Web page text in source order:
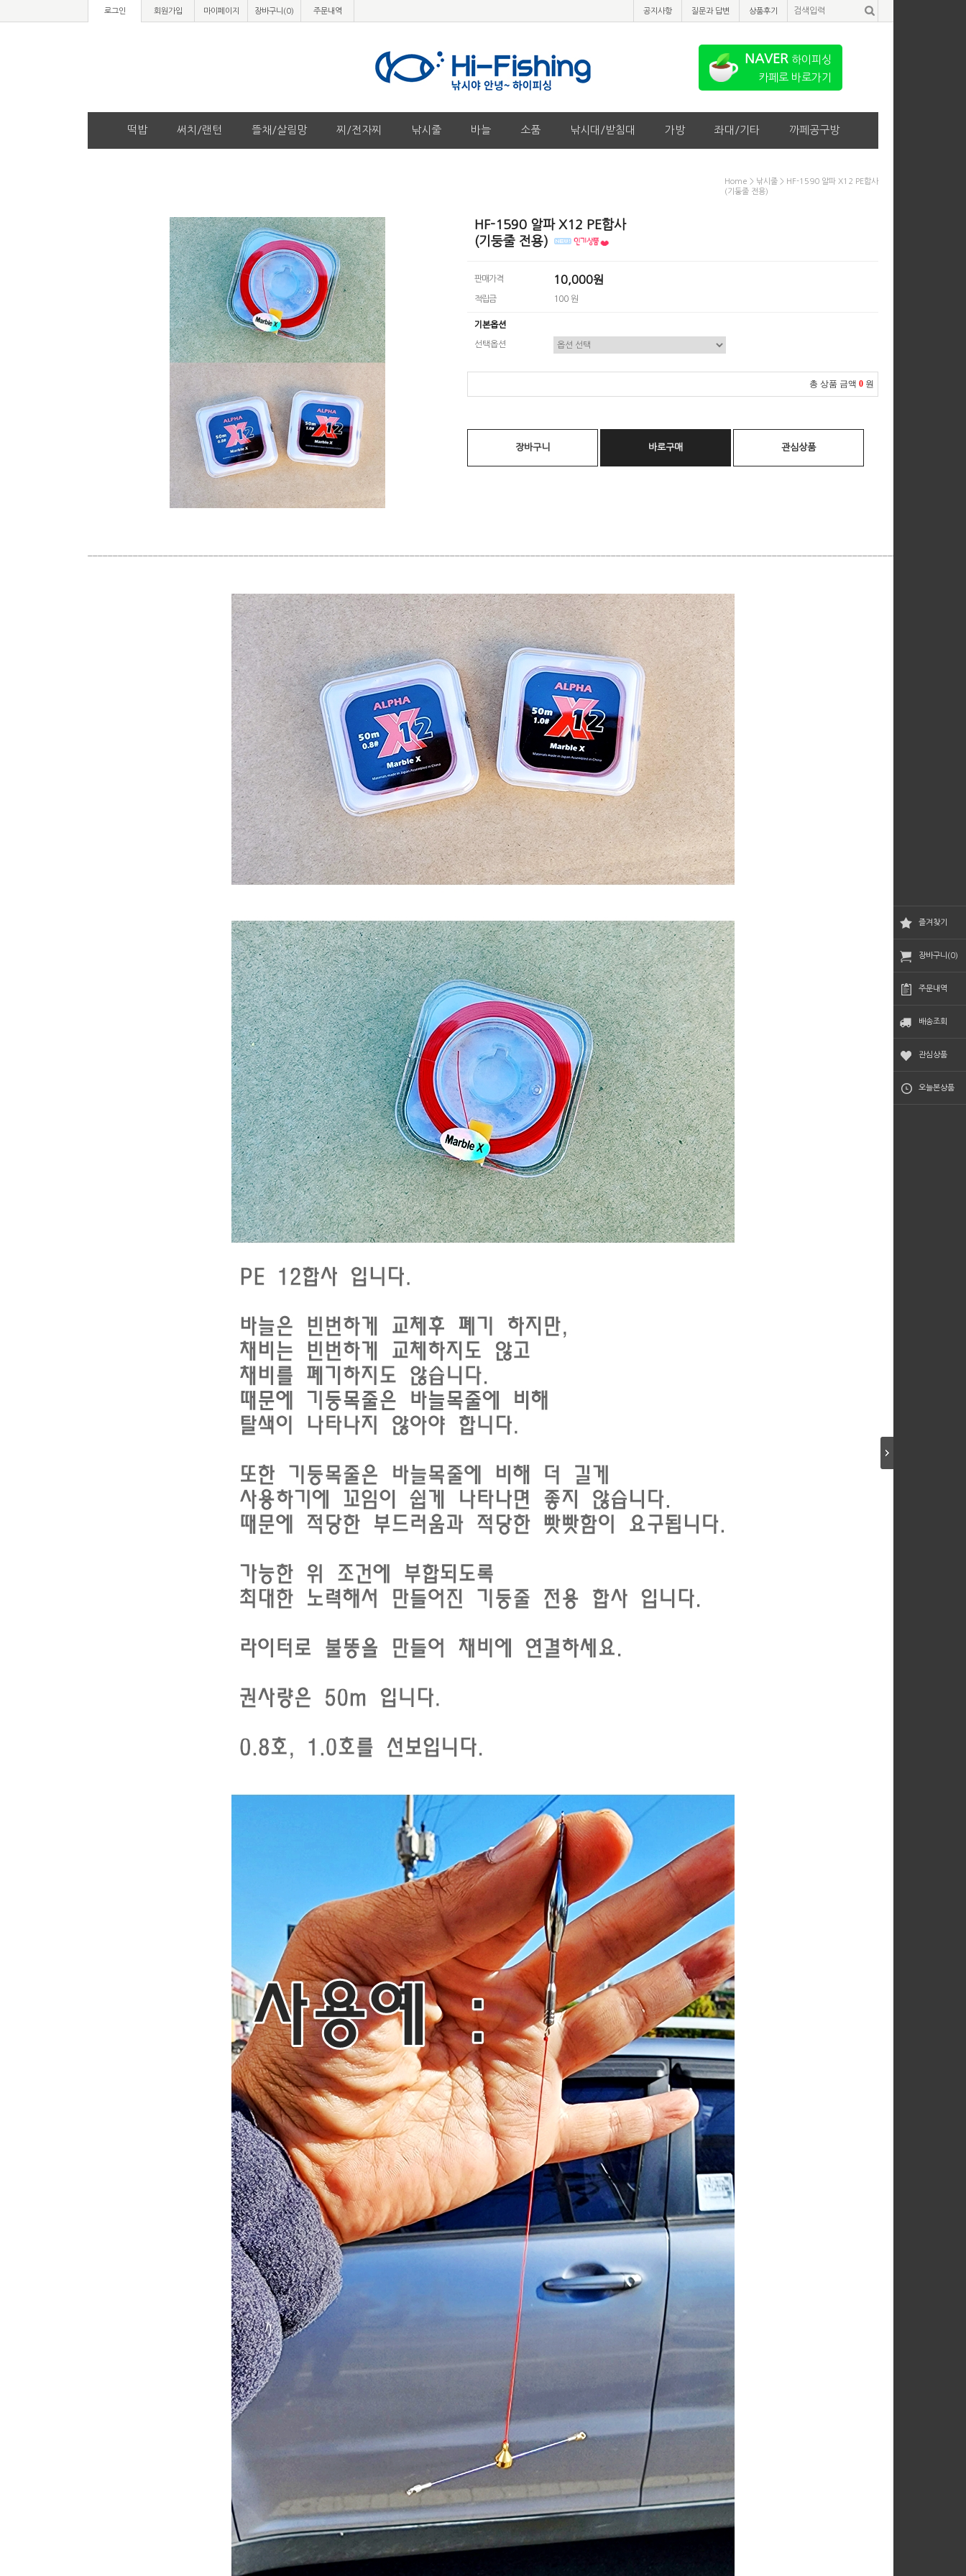
즐겨찾기
장바구니(0)
주문내역
배송조회
관심상품
오늘본상품
로그인 회원가입 마이페이지 장바구니(0) 주문내역 공지사항 질문과 답변 상품후기
떡밥 써치/랜턴 뜰채/살림망 찌/전자찌 낚시줄 바늘 소품 낚시대/받침대 가방 좌대/기타 까페공구방
NAVER 하이피싱
카페로 바로가기
Home > 낚시줄 > HF-1590 알파 X12 PE합사
(기둥줄 전용)
HF-1590 알파 X12 PE합사
(기둥줄 전용)
판매가격 10,000원
적립금 100 원
기본옵션
선택옵션
총 상품 금액 0 원
장바구니 바로구매 관심상품